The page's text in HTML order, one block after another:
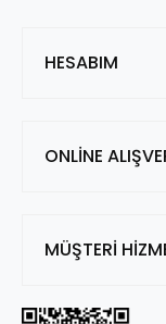
HESABIM
ONLİNE
MÜŞTERİ